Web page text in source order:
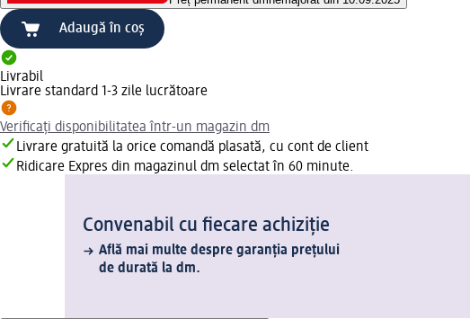
Adaugă în coș
Livrabil
Livrare standard 1-3 zile lucrătoare
Verificați disponibilitatea într-un magazin dm
Livrare gratuită la orice comandă plasată, cu cont de client
Ridicare Expres din magazinul dm selectat în 60 minute.
Convenabil cu fiecare achiziție
Află mai multe despre garanția prețului
de durată la dm.